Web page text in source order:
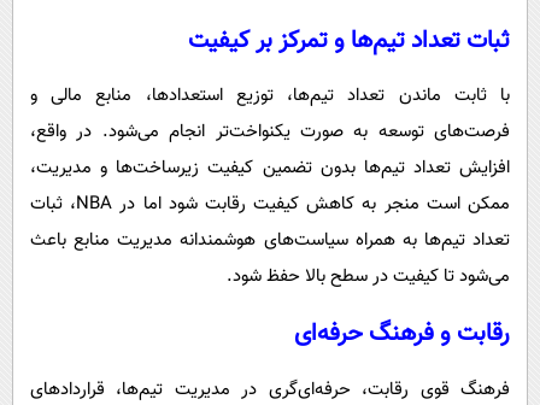
ثبات تعداد تیم‌ها و تمرکز بر کیفیت
با ثابت ماندن تعداد تیم‌ها، توزیع استعدادها، منابع مالی و
فرصت‌های توسعه به صورت یکنواخت‌تر انجام می‌شود. در واقع،
افزایش تعداد تیم‌ها بدون تضمین کیفیت زیرساخت‌ها و مدیریت،
ممکن است منجر به کاهش کیفیت رقابت شود اما در NBA، ثبات
تعداد تیم‌ها به همراه سیاست‌های هوشمندانه مدیریت منابع باعث
می‌شود تا کیفیت در سطح بالا حفظ شود.
رقابت و فرهنگ حرفه‌ای
فرهنگ قوی رقابت، حرفه‌ای‌گری در مدیریت تیم‌ها، قراردادهای